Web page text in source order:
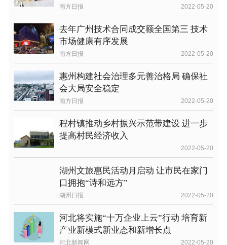
南方日报 2022-05-20
去年广州技术合同成交额全国第三 技术
市场健康有序发展
南方日报 2022-05-20
惠州构建社会治理多元善治格局 确保社
会大局安全稳定
南方日报 2022-05-20
程村镇推动乡村振兴示范带建设 进一步
提高村民经济收入
2022-05-20
湖州文旅惠民活动月启动 让市民在家门
口拥抱“诗和远方”
湖州日报 2022-05-20
河北将实施“十万企业上云”行动 培育新
产业新模式新业态和新增长点
河北新闻网 2022-05-20